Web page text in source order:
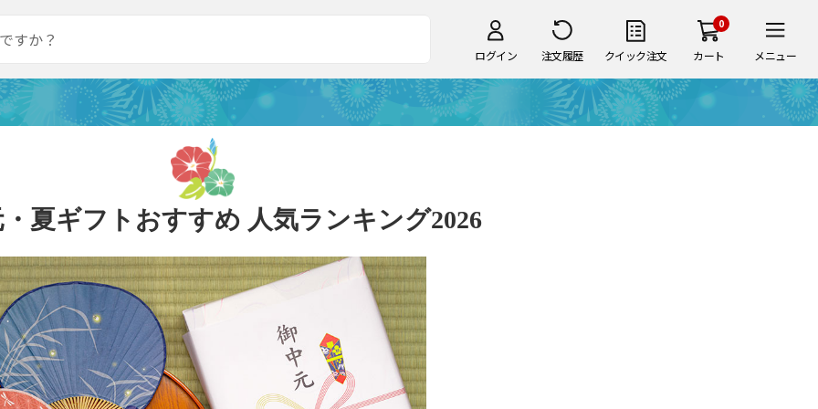
ログイン 注文履歴 クイック注文
0
カート メニュー
夏ギフトおすすめ 人気ランキング2026